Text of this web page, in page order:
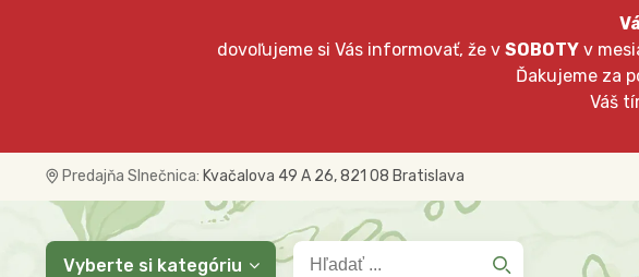
dovoľujeme si Vás informovať, že v SOBOTYv
Ďakujeme za
Váš
Predajňa Slnečnica: Kvačalova 49 A 26, 821 08 Bratislava
Vyberte si kategóriu